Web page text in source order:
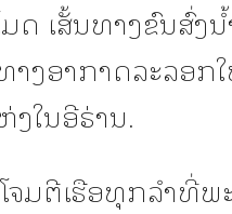
ດ ເສັ້ນທາງຂົນສົ່ງ
າງອາກາດລະລອ
ໃນອີຣ່ານ.
ຈມຕີເຮືອທຸກລຳທີ່ພ